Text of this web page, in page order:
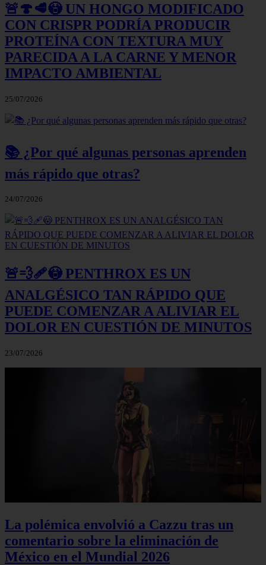
🚨🍄🥩😳 UN HONGO MODIFICADO
CON CRISPR PODRÍA PRODUCIR
PROTEÍNA CON TEXTURA MUY
PARECIDA A LA CARNE Y MENOR
IMPACTO AMBIENTAL
25/07/2026
📚 ¿Por qué algunas personas aprenden
más rápido que otras?
24/07/2026
🚨💨🩹😳 PENTHROX ES UN
ANALGÉSICO TAN RÁPIDO QUE
PUEDE COMENZAR A ALIVIAR EL
DOLOR EN CUESTIÓN DE MINUTOS
23/07/2026
La polémica envolvió a Cazzu tras un
comentario sobre la eliminación de
México en el Mundial 2026